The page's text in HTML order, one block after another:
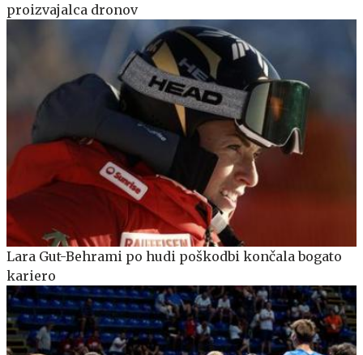
proizvajalca dronov
Lara Gut-Behrami po hudi poškodbi končala bogato
kariero